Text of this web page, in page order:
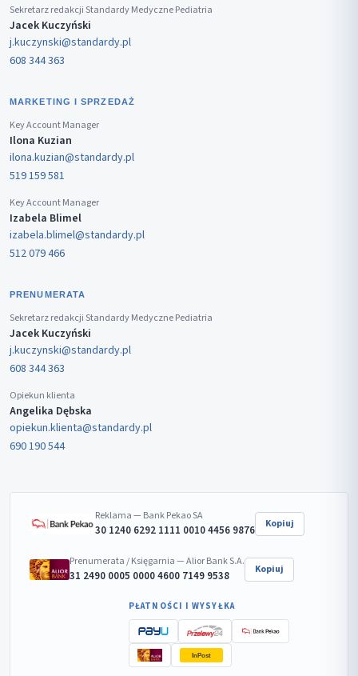
Sekretarz redakcji Standardy Medyczne Pediatria
Jacek Kuczyński
j.kuczynski@standardy.pl
608 344 363
MARKETING I SPRZEDAŻ
Key Account Manager
Ilona Kuzian
ilona.kuzian@standardy.pl
519 159 581
Key Account Manager
Izabela Blimel
izabela.blimel@standardy.pl
512 079 466
PRENUMERATA
Sekretarz redakcji Standardy Medyczne Pediatria
Jacek Kuczyński
j.kuczynski@standardy.pl
608 344 363
Opiekun klienta
Angelika Dębska
opiekun.klienta@standardy.pl
690 190 544
Reklama — Bank Pekao SA
30 1240 6292 1111 0010 4456 9876 Kopiuj
Prenumerata / Księgarnia — Alior Bank S.A.
31 2490 0005 0000 4600 7149 9538 Kopiuj
PŁATNOŚCI I WYSYŁKA
InPost